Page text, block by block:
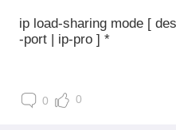
ip load-sharing mode [
-port | ip-pro ] *
0 0